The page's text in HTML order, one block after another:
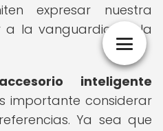
expresar nuestra
a la vanguardia de la
inteligente
importante considerar
Ya sea que